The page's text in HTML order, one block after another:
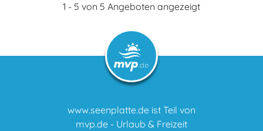
1 - 5 von 5 Angeboten angezeigt
www.seenplatte.de ist Teil von
mvp.de - Urlaub & Freizeit